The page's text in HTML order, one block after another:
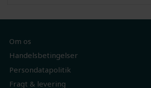
Om os
Handelsbetingelser
Persondatapolitik
Fragt & levering